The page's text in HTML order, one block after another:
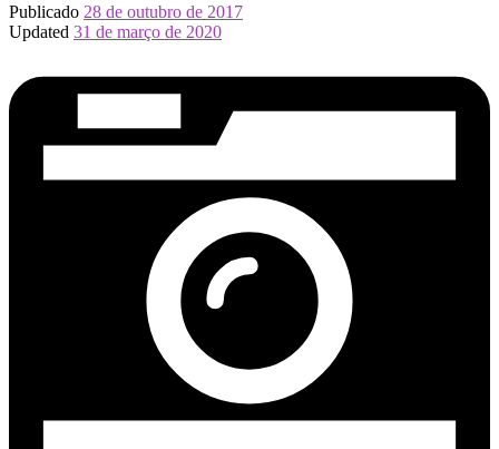
Publicado 28 de outubro de 2017
Updated 31 de março de 2020